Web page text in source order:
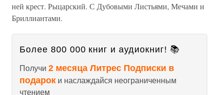
ней крест. Рыцарский. С Дубовыми Листьями, Мечами и
Бриллиантами.
Более 800 000 книг и аудиокниг! 📚
Получи 2 месяца Литрес Подписки в
подарок и наслаждайся неограниченным
чтением